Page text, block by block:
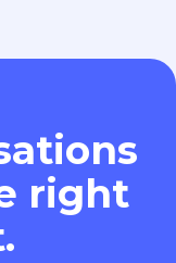
right